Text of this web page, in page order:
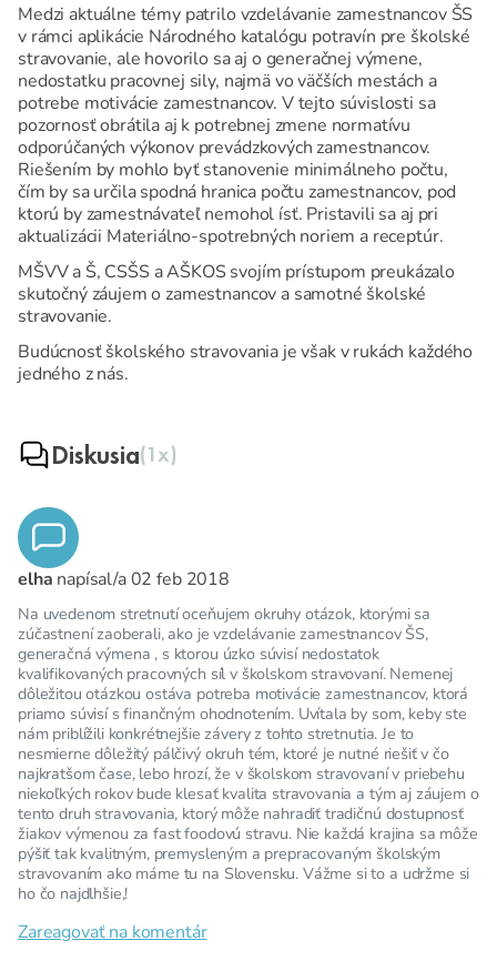
Medzi aktuálne témy patrilo vzdelávanie zamestnancov ŠS
v rámci aplikácie Národného katalógu potravín pre školské
stravovanie, ale hovorilo sa aj o generačnej výmene,
nedostatku pracovnej sily, najmä vo väčších mestách a
potrebe motivácie zamestnancov. V tejto súvislosti sa
pozornosť obrátila aj k potrebnej zmene normatívu
odporúčaných výkonov prevádzkových zamestnancov.
Riešením by mohlo byť stanovenie minimálneho počtu,
čím by sa určila spodná hranica počtu zamestnancov, pod
ktorú by zamestnávateľ nemohol ísť. Pristavili sa aj pri
aktualizácii Materiálno-spotrebných noriem a receptúr.
MŠVV a Š, CSŠS a AŠKOS svojím prístupom preukázalo
skutočný záujem o zamestnancov a samotné školské
stravovanie.
Budúcnosť školského stravovania je však v rukách každého
jedného z nás.
Diskusia(1x)
elha napísal/a02 feb 2018
Na uvedenom stretnutí oceňujem okruhy otázok, ktorými sa
zúčastnení zaoberali, ako je vzdelávanie zamestnancov ŠS,
generačná výmena , s ktorou úzko súvisí nedostatok
kvalifikovaných pracovných síl v školskom stravovaní. Nemenej
dôležitou otázkou ostáva potreba motivácie zamestnancov, ktorá
priamo súvisí s finančným ohodnotením. Uvítala by som, keby ste
nám priblížili konkrétnejšie závery z tohto stretnutia. Je to
nesmierne dôležitý pálčivý okruh tém, ktoré je nutné riešiť v čo
najkratšom čase, lebo hrozí, že v školskom stravovaní v priebehu
niekoľkých rokov bude klesať kvalita stravovania a tým aj záujem o
tento druh stravovania, ktorý môže nahradiť tradičnú dostupnosť
žiakov výmenou za fast foodovú stravu. Nie každá krajina sa môže
pýšiť tak kvalitným, premysleným a prepracovaným školským
stravovaním ako máme tu na Slovensku. Vážme si to a udržme si
ho čo najdlhšie,!
Zareagovať na komentár